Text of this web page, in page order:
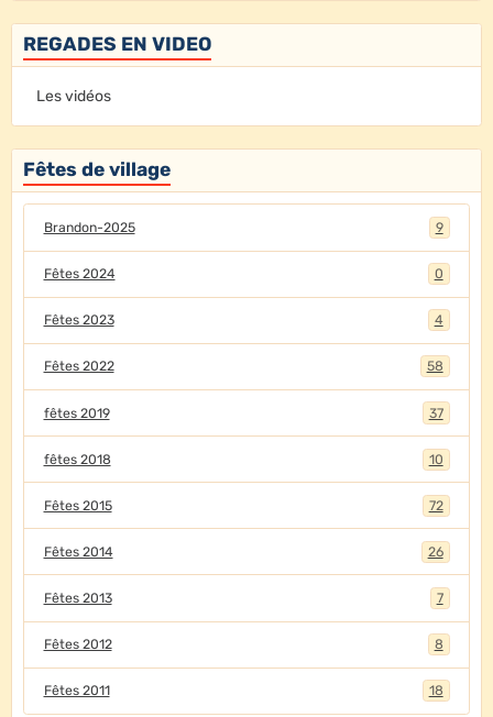
REGADES EN VIDEO
Les vidéos
Fêtes de village
Brandon-2025 9
Fêtes 2024 0
Fêtes 2023 4
Fêtes 2022 58
fêtes 2019 37
fêtes 2018 10
Fêtes 2015 72
Fêtes 2014 26
Fêtes 2013 7
Fêtes 2012 8
Fêtes 2011 18